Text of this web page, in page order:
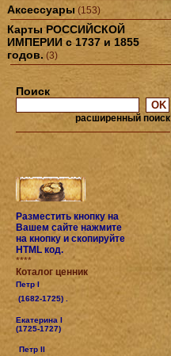
Аксессуары (153)
Карты РОССИЙСКОЙ
ИМПЕРИИ с 1737 и 1855
годов. (3)
Поиск
расширенный поиск
Разместить кнопку на
Вашем сайте нажмите
на кнопку и скопируйте
HTML код.
****
Коталог ценник
Петр I
(1682-1725) .
Екатерина I
(1725-1727)
Петр II